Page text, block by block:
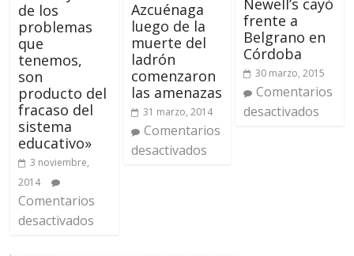
de los
problemas
que
tenemos,
son
producto del
fracaso del
sistema
educativo»
3 noviembre,
2014
Comentarios
desactivados
Azcuénaga
luego de la
muerte del
ladrón
comenzaron
las amenazas
31 marzo, 2014
Comentarios
desactivados
Newell’s cayó
frente a
Belgrano en
Córdoba
30 marzo, 2015
Comentarios
desactivados